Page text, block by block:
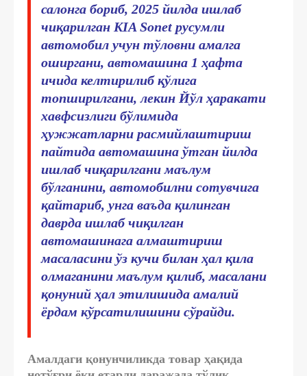
салонга бориб, 2025 йилда ишлаб
чиқарилган KIA Sonet русумли
автомобил учун тўловни амалга
оширгани, автомашина 1 ҳафта
ичида келтирилиб қўлига
топширилгани, лекин Йўл ҳаракати
хавфсизлиги бўлимида
ҳужжатларни расмийлаштириш
пайтида автомашина ўтган йилда
ишлаб чиқарилгани маълум
бўлганини, автомобилни сотувчига
қайтариб, унга ваъда қилинган
даврда ишлаб чиқилган
автомашинага алмаштириш
масаласини ўз кучи билан ҳал қила
олмаганини маълум қилиб, масалани
қонуний ҳал этилишида амалий
ёрдам кўрсатилишини сўрайди.
Амалдаги қонунчиликда товар ҳақида